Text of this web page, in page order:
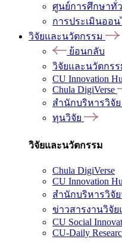
ศูนย์การศึกษาทั่
การประเมินออ
วิจัยและนวัตกรรม
ย้อนกลับ
วิจัยและนวัตกรร
CU Innovation
Chula DigiVerse
สำนักบริหารวิจัย
ทุนวิจัย
วิจัยและนวัตกรรม
Chula DigiVerse
CU Innovation
สำนักบริหารวิจั
ข่าวสารงานวิจั
CU Social
CU-Daily